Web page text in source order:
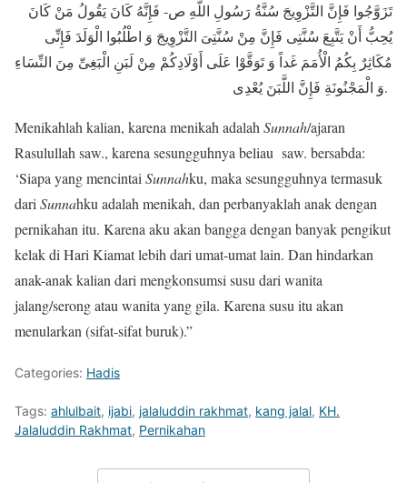
تَزَوَّجُوا فَإِنَّ التَّزْوِیجَ سُنَّةُ رَسُولِ اللَّهِ ص- فَإِنَّهُ کَانَ یَقُولُ مَنْ کَانَ
یُحِبُّ أَنْ یَتَّبِعَ سُنَّتِی فَإِنَّ مِنْ سُنَّتِیَ التَّزْوِیجَ وَ اطْلُبُوا الْوَلَدَ فَإِنِّی
مُکَاثِرٌ بِکُمُ الْأُمَمَ غَداً وَ تَوَقَّوْا عَلَی أَوْلَادِکُمْ مِنْ لَبَنِ الْبَغِیِّ مِنَ النِّسَاءِ
وَ الْمَجْنُونَةِ فَإِنَّ اللَّبَنَ یُعْدِی.
Menikahlah kalian, karena menikah adalah Sunnah/ajaran
Rasulullah saw., karena sesungguhnya beliau saw. bersabda:
‘Siapa yang mencintai Sunnahku, maka sesungguhnya termasuk
dari Sunnahku adalah menikah, dan perbanyaklah anak dengan
pernikahan itu. Karena aku akan bangga dengan banyak pengikut
kelak di Hari Kiamat lebih dari umat-umat lain. Dan hindarkan
anak-anak kalian dari mengkonsumsi susu dari wanita
jalang/serong atau wanita yang gila. Karena susu itu akan
menularkan (sifat-sifat buruk).”
Categories: Hadis
Tags: ahlulbait, ijabi, jalaluddin rakhmat, kang jalal, KH.
Jalaluddin Rakhmat, Pernikahan